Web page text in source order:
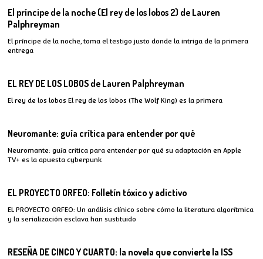
El príncipe de la noche (El rey de los lobos 2) de Lauren
Palphreyman
El príncipe de la noche, toma el testigo justo donde la intriga de la primera
entrega
EL REY DE LOS LOBOS de Lauren Palphreyman
El rey de los lobos El rey de los lobos (The Wolf King) es la primera
Neuromante: guía crítica para entender por qué
Neuromante: guía crítica para entender por qué su adaptación en Apple
TV+ es la apuesta cyberpunk
EL PROYECTO ORFEO: Folletín tóxico y adictivo
EL PROYECTO ORFEO: Un análisis clínico sobre cómo la literatura algorítmica
y la serialización esclava han sustituido
RESEÑA DE CINCO Y CUARTO: la novela que convierte la ISS